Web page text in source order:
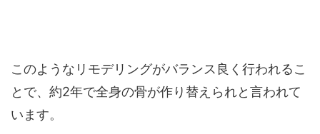
このようなリモデリングがバランス良く行われるこ
とで、約2年で全身の骨が作り替えられと言われて
います。